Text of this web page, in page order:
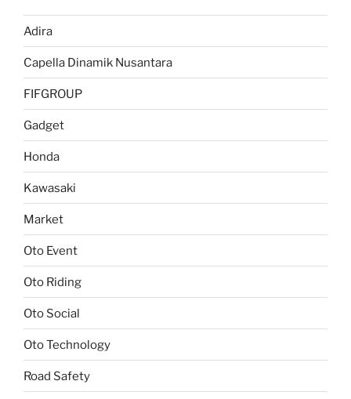
Adira
Capella Dinamik Nusantara
FIFGROUP
Gadget
Honda
Kawasaki
Market
Oto Event
Oto Riding
Oto Social
Oto Technology
Road Safety